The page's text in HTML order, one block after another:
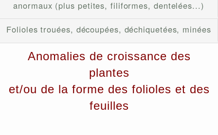
anormaux (plus petites, filiformes, dentelées...)
Folioles trouées, découpées, déchiquetées, minées
Anomalies de croissance des
plantes
et/ou de la forme des folioles et des
feuilles